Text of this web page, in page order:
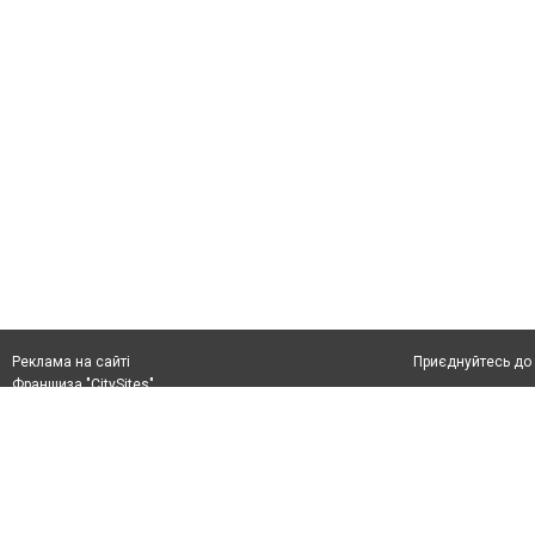
Реклама на сайті
Франшиза "CitySites"
Приєднуйтесь до